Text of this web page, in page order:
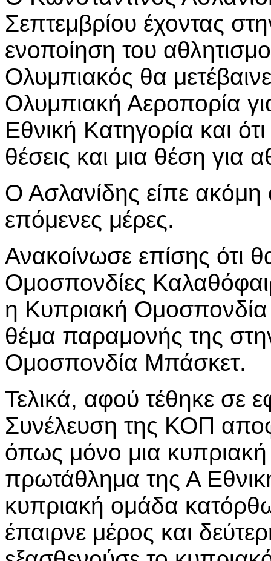
Σεπτεμβρίου έχοντας
ενοποίηση του
Ολυμπιακός θα
Ολυμπιακή Αεροπορία
Εθνική Κατηγορία και
θέσεις και μια θέση για
Ο Ασλανίδης είπε ακόμη
επόμενες μέρες.
Ανακοίνωσε επίσης ότι
Ομοσπονδίες
η Κυπριακή
θέμα παραμονής της
Ομοσπονδία Μπάσκετ.
Τελικά, αφού τέθηκε σε
Συνέλευση της ΚΟΠ
όπως μόνο μια
πρωτάθλημα της Α
κυπριακή ομάδα
έπαιρνε μέρος και